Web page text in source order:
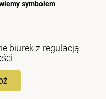
symbolem
biurek z regulacją